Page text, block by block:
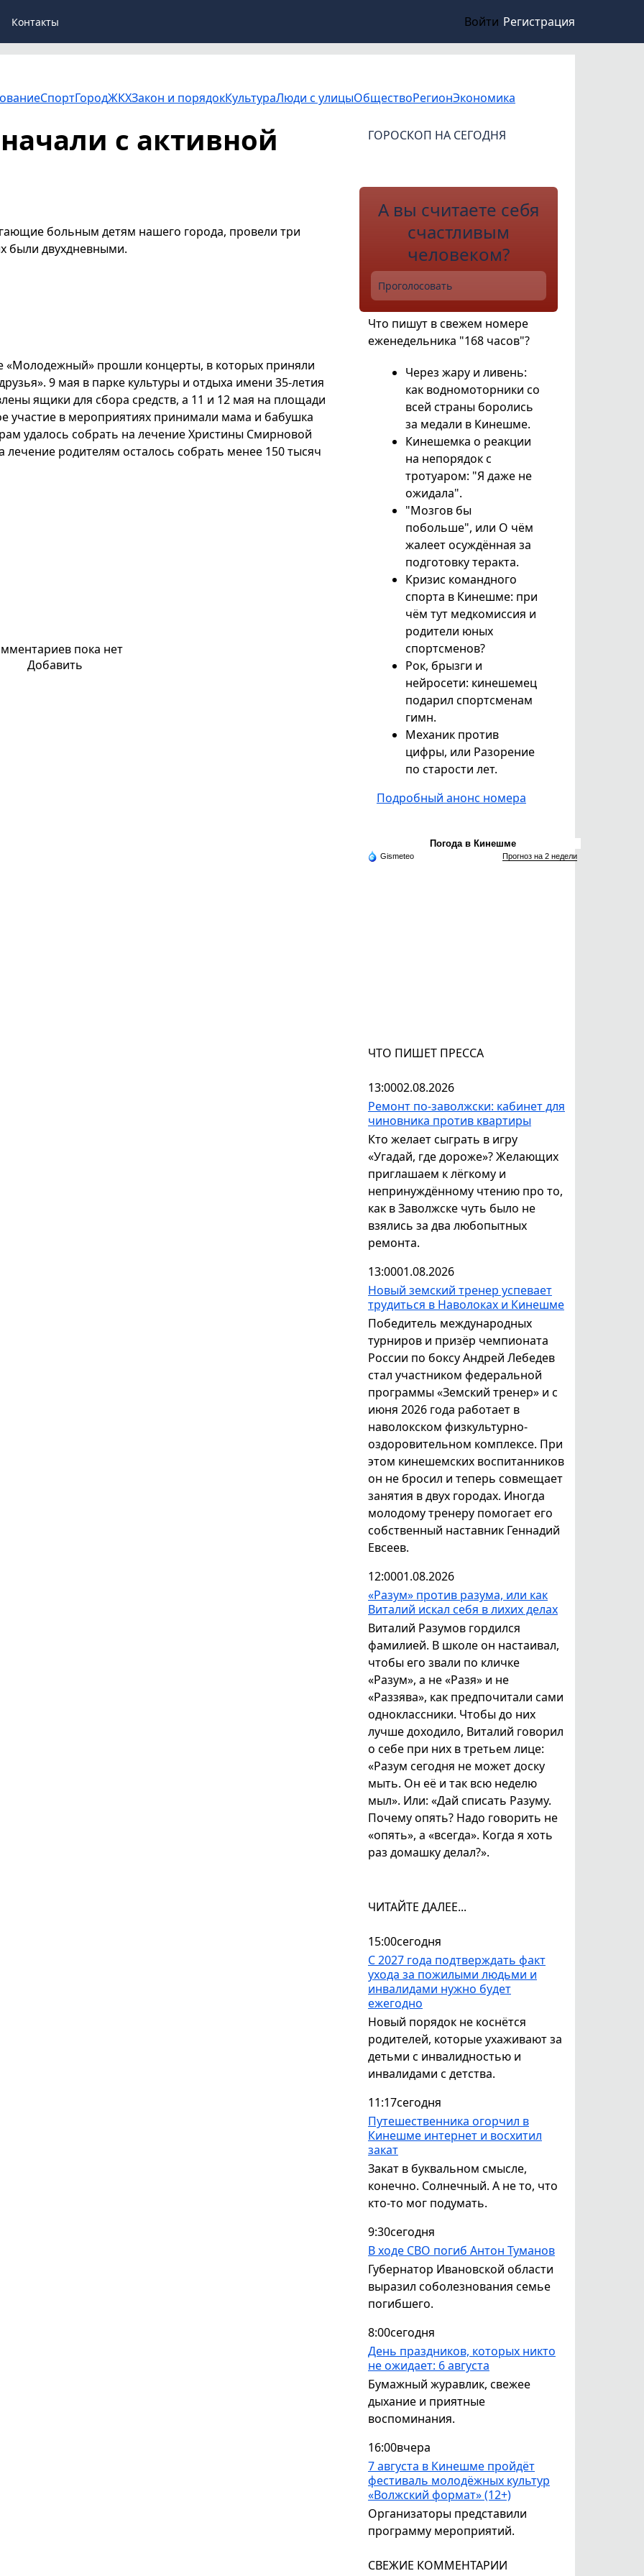
Контакты Войти Регистрация
СпортГородЖКХЗакон и порядокКультураЛюди с улицыОбществоРегионЭкономика
ЧТО ПИШЕТ ПРЕССА
13:0002.08.2026
Ремонт по-заволжски: кабинет для
чиновника против квартиры
Кто желает сыграть в игру
«Угадай, где дороже»? Желающих
приглашаем к лёгкому и
непринуждённому чтению про то,
как в Заволжске чуть было не
взялись за два любопытных
ремонта.
13:0001.08.2026
Новый земский тренер успевает
трудиться в Наволоках и Кинешме
Победитель международных
турниров и призёр чемпионата
России по боксу Андрей Лебедев
стал участником федеральной
программы «Земский тренер» и с
июня 2026 года работает в
наволокском физкультурно-
оздоровительном комплексе. При
этом кинешемских воспитанников
он не бросил и теперь совмещает
занятия в двух городах. Иногда
молодому тренеру помогает его
собственный наставник Геннадий
Евсеев.
12:0001.08.2026
«Разум» против разума, или как
Виталий искал себя в лихих делах
Виталий Разумов гордился
фамилией. В школе он настаивал,
чтобы его звали по кличке
«Разум», а не «Разя» и не
«Раззява», как предпочитали сами
одноклассники. Чтобы до них
лучше доходило, Виталий говорил
о себе при них в третьем лице:
«Разум сегодня не может доску
мыть. Он её и так всю неделю
мыл». Или: «Дай списать Разуму.
Почему опять? Надо говорить не
«опять», а «всегда». Когда я хоть
раз домашку делал?».
ЧИТАЙТЕ ДАЛЕЕ...
15:00сегодня
С 2027 года подтверждать факт
ухода за пожилыми людьми и
инвалидами нужно будет
ежегодно
Новый порядок не коснётся
родителей, которые ухаживают за
детьми с инвалидностью и
инвалидами с детства.
11:17сегодня
Путешественника огорчил в
Кинешме интернет и восхитил
закат
Закат в буквальном смысле,
конечно. Солнечный. А не то, что
кто-то мог подумать.
9:30сегодня
В ходе СВО погиб Антон Туманов
Губернатор Ивановской области
выразил соболезнования семье
погибшего.
8:00сегодня
День праздников, которых никто
не ожидает: 6 августа
Бумажный журавлик, свежее
дыхание и приятные
воспоминания.
16:00вчера
7 августа в Кинешме пройдёт
фестиваль молодёжных культур
«Волжский формат» (12+)
Организаторы представили
программу мероприятий.
СВЕЖИЕ КОММЕНТАРИИ
с активной
больным детям нашего города, провели три
были двухдневными.
«Молодежный» прошли концерты, в которых приняли
9 мая в парке культуры и отдыха имени 35-летия
ящики для сбора средств, а 11 и 12 мая на площади
участие в мероприятиях принимали мама и бабушка
удалось собрать на лечение Христины Смирновой
родителям осталось собрать менее 150 тысяч
пока нет
Добавить
ГОРОСКОП НА СЕГОДНЯ
А вы считаете себя
счастливым
человеком?
Проголосовать
Что пишут в свежем номере
еженедельника "168 часов"?
Через жару и ливень:
как водномоторники со
всей страны боролись
за медали в Кинешме.
Кинешемка о реакции
на непорядок с
тротуаром: "Я даже не
ожидала".
"Мозгов бы
побольше", или О чём
жалеет осуждённая за
подготовку теракта.
Кризис командного
спорта в Кинешме: при
чём тут медкомиссия и
родители юных
спортсменов?
Рок, брызги и
нейросети: кинешемец
подарил спортсменам
гимн.
Механик против
цифры, или Разорение
по старости лет.
Подробный анонс номера
Погода в Кинешме
Gismeteo Прогноз на 2 недели